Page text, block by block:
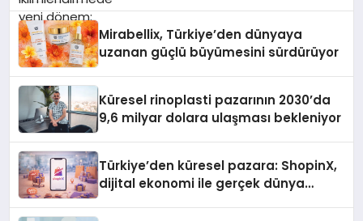
Mirabellix, Türkiye’den dünyaya
uzanan güçlü büyümesini sürdürüyor
Küresel rinoplasti pazarının 2030’da
9,6 milyar dolara ulaşması bekleniyor
Türkiye’den küresel pazara: ShopinX,
dijital ekonomi ile gerçek dünya